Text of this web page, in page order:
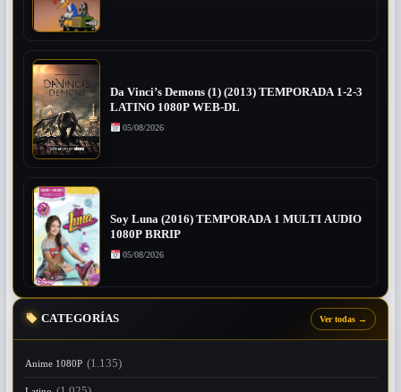
Da Vinci’s Demons (1) (2013) TEMPORADA 1-2-3
LATINO 1080P WEB-DL
05/08/2026
Soy Luna (2016) TEMPORADA 1 MULTI AUDIO
1080P BRRIP
05/08/2026
CATEGORÍAS Ver todas →
Anime 1080P (1.135)